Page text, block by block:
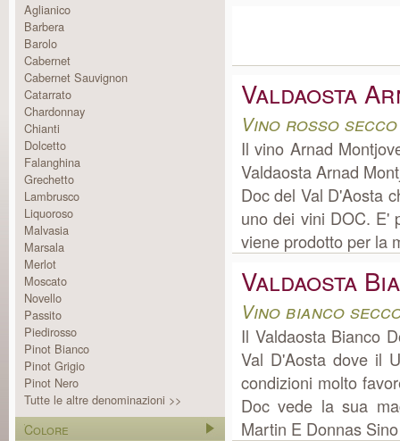
Aglianico
Barbera
Barolo
Cabernet
Cabernet Sauvignon
Catarrato
Chardonnay
Chianti
Dolcetto
Falanghina
Grechetto
Lambrusco
Liquoroso
Malvasia
Marsala
Merlot
Moscato
Novello
Passito
Piedirosso
Pinot Bianco
Pinot Grigio
Pinot Nero
Tutte le altre denominazioni >>
Colore
Valdaosta
Vino rosso
Il vino Arnad
Valdaosta Arnad
Doc del Val D'Aosta
uno dei vini DOC. E'
viene prodotto per la
Valdaosta
Vino bianco
Il Valdaosta Bianco
Val D'Aosta dove il
condizioni molto
Doc vede la sua
Martin E Donnas